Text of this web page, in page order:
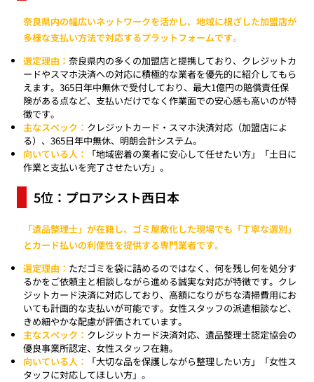
奈良県内の幅広いネットワークを活かし、地域に根ざした加盟店が
多様な支払い方法で対応するプラットフォームです。
選定理由：奈良県内の多くの加盟店と提携しており、クレジットカ
ードやスマホ決済への対応に積極的な業者を優先的に紹介してもら
えます。365日年中無休で受付しており、最大1億円の賠償責任保
険がある点など、支払いだけでなく作業面での安心感も高いのが特
徴です。
主なスペック： クレジットカード・スマホ決済対応（加盟店によ
る）、365日年中無休、明朗会計システム。
向いている人：
「地域密着の業者に安心して任せたい方」「土日に
作業と支払いを完了させたい方」。
5位：プロアシスト西日本
「遺品整理士」が在籍し、ゴミ屋敷化した現場でも「丁寧な選別」
とカード払いの利便性を提供する専門業者です。
選定理由： ただゴミを袋に詰めるのではなく、何を残し何を処分す
るかをご依頼主と相談しながら進める誠実な対応が特徴です。クレ
ジットカード決済に対応しており、高額になりがちな清掃費用にお
いても計画的な支払いが可能です。女性スタッフの派遣相談など、
きめ細やかな配慮が評価されています。
主なスペック： クレジットカード決済対応、遺品整理士認定協会の
優良事業所認定、女性スタッフ在籍。
向いている人：
「大切な品を保護しながら整理したい方」「女性ス
タッフに対応してほしい方」。